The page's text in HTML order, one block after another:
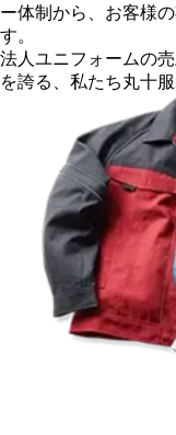
ー体制から、 お客様
す。
法人ユニフォームの
を誇る、 私たち丸十